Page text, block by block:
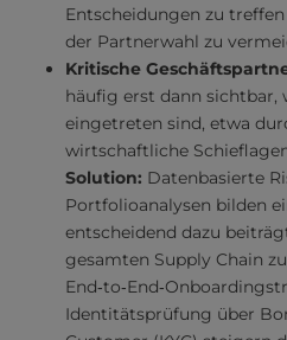
Entscheidungen zu
der Partnerwahl zu
Kritische
häufig erst dann sichtbar,
eingetreten sind, etwa
wirtschaftliche
Solution: Datenbasierte
Portfolioanalysen bilden
entscheidend dazu
gesamten Supply Chain
Identitätsprüfung über